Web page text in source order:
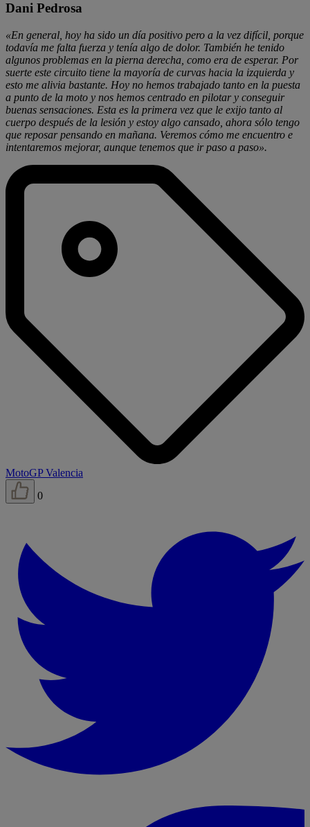
Dani Pedrosa
«En general, hoy ha sido un día positivo pero a la vez difícil, porque
todavía me falta fuerza y tenía algo de dolor. También he tenido
algunos problemas en la pierna derecha, como era de esperar. Por
suerte este circuito tiene la mayoría de curvas hacia la izquierda y
esto me alivia bastante. Hoy no hemos trabajado tanto en la puesta
a punto de la moto y nos hemos centrado en pilotar y conseguir
buenas sensaciones. Esta es la primera vez que le exijo tanto al
cuerpo después de la lesión y estoy algo cansado, ahora sólo tengo
que reposar pensando en mañana. Veremos cómo me encuentro e
intentaremos mejorar, aunque tenemos que ir paso a paso».
MotoGP Valencia
0